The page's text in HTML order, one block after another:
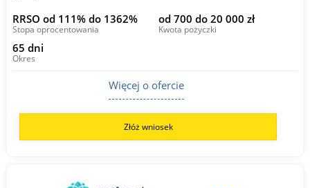
RRSO od 111% do 1362%
Stopa oprocentowania
od 700 do 20 000 zł
Kwota pożyczki
65 dni
Okres
Więcej o ofercie
Złóż wniosek